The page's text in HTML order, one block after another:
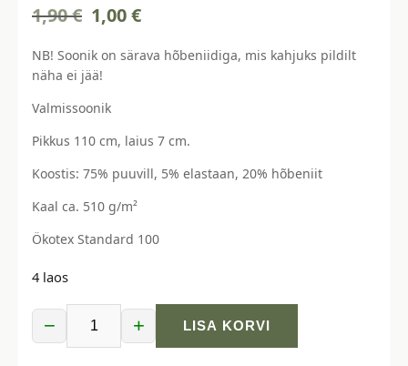
1,90€ Algne
hind
oli:
1,90 €.
1,00€Current
is:
NB! Soonik on särava hõbeniidiga, mis kahjuks pildilt
näha ei jää!
Valmissoonik
Pikkus 110 cm, laius 7 cm.
Koostis: 75% puuvill, 5% elastaan, 20% hõbeniit
Kaal ca. 510 g/m²​​
Ökotex Standard 100
4 laos
−
Valmissoonik,
hõbeniidiga,
+ LISA KORVI